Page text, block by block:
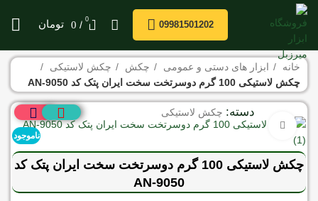
09981501202
0
/
0 تومان
خانه ابزار های دستی و عمومی چکش
چکش لاستیکی
چکش لاستیکی 100 گرم دوسرتخت سخت ایران پتک کد AN-9050
دسته: چکش لاستیکی
ناموجود
برای بزرگنمایی کلیک کنید
چکش لاستیکی 100 گرم دوسرتخت سخت ایران پتک کد
AN-9050